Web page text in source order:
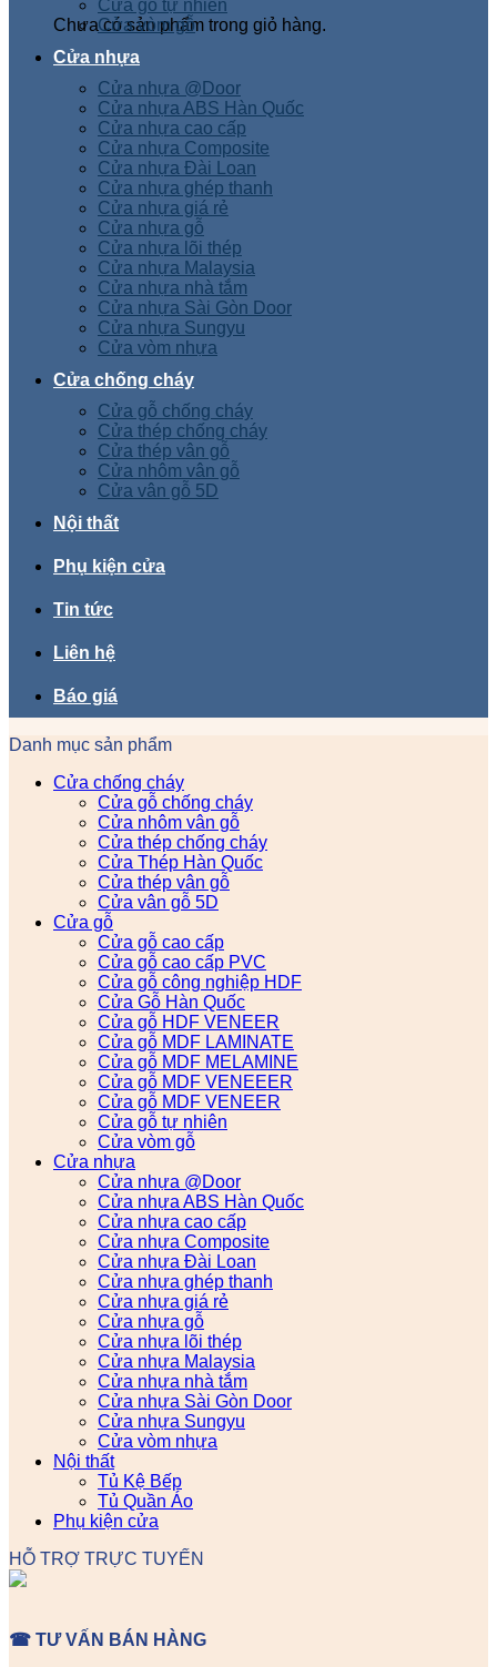
Chưa có sản phẩm trong giỏ hàng.
Cửa gỗ tự nhiên
Cửa vòm gỗ
Cửa nhựa
Cửa nhựa @Door
Cửa nhựa ABS Hàn Quốc
Cửa nhựa cao cấp
Cửa nhựa Composite
Cửa nhựa Đài Loan
Cửa nhựa ghép thanh
Cửa nhựa giá rẻ
Cửa nhựa gỗ
Cửa nhựa lõi thép
Cửa nhựa Malaysia
Cửa nhựa nhà tắm
Cửa nhựa Sài Gòn Door
Cửa nhựa Sungyu
Cửa vòm nhựa
Cửa chống cháy
Cửa gỗ chống cháy
Cửa thép chống cháy
Cửa thép vân gỗ
Cửa nhôm vân gỗ
Cửa vân gỗ 5D
Nội thất
Phụ kiện cửa
Tin tức
Liên hệ
Báo giá
Danh mục sản phẩm
Cửa chống cháy
Cửa gỗ chống cháy
Cửa nhôm vân gỗ
Cửa thép chống cháy
Cửa Thép Hàn Quốc
Cửa thép vân gỗ
Cửa vân gỗ 5D
Cửa gỗ
Cửa gỗ cao cấp
Cửa gỗ cao cấp PVC
Cửa gỗ công nghiệp HDF
Cửa Gỗ Hàn Quốc
Cửa gỗ HDF VENEER
Cửa gỗ MDF LAMINATE
Cửa gỗ MDF MELAMINE
Cửa gỗ MDF VENEEER
Cửa gỗ MDF VENEER
Cửa gỗ tự nhiên
Cửa vòm gỗ
Cửa nhựa
Cửa nhựa @Door
Cửa nhựa ABS Hàn Quốc
Cửa nhựa cao cấp
Cửa nhựa Composite
Cửa nhựa Đài Loan
Cửa nhựa ghép thanh
Cửa nhựa giá rẻ
Cửa nhựa gỗ
Cửa nhựa lõi thép
Cửa nhựa Malaysia
Cửa nhựa nhà tắm
Cửa nhựa Sài Gòn Door
Cửa nhựa Sungyu
Cửa vòm nhựa
Nội thất
Tủ Kệ Bếp
Tủ Quần Áo
Phụ kiện cửa
HỖ TRỢ TRỰC TUYẾN
☎ TƯ VẤN BÁN HÀNG